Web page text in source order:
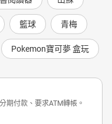
籃球 青梅
Pokemon寶可夢 盒玩
期付款、要求ATM轉帳。